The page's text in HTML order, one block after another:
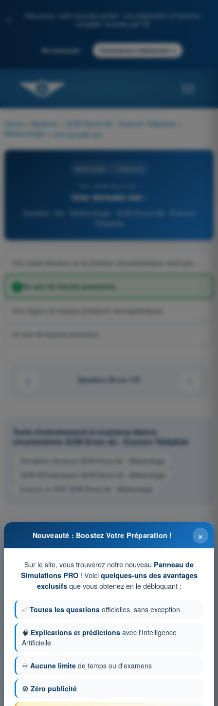
Découvrez notre nouveau portail : une préparation à l'examen
Se connecter Commencer maintenant
Home Matières QCM Drone A2 - Examen Télépilote
Météorologie
Une dorsale est :
Une dorsale est :
Question 102 - Météorologie - QCM Drone A2 - Examen
Un axe de hautes pressions.
Question 26 sur 137
Tests d'entraînement et examens blancs
chronométrés QCM Drone A2 - Examen Télépilote
Simulation d'examen QCM Drone A2 - Météorologie
QCM d'Entraînement QCM Drone A2 - Météorologie
Examen en PDF QCM Drone A2 - Météorologie
×
Nouveauté : Boostez Votre Préparation !
Sur le site, vous trouverez notre nouveau Panneau de
Simulations PRO! Voici quelques-uns des avantages
exclusifsque vous obtenez en le débloquant :
✅ Toutes les questions officielles, sans exception
🧠 Explications et prédictions avec l'Intelligence
Artificielle
♾️ Aucune limite de temps ou d'examens
🚫 Zéro publicité